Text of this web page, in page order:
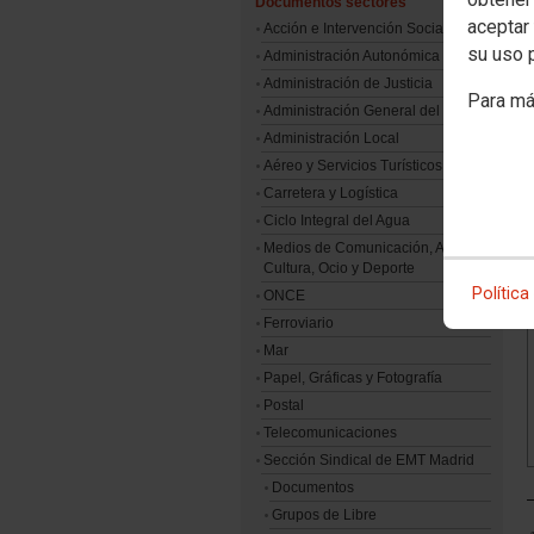
su uso
Para
Acción e Intervención Social
Administración Autonómica
Administración de Justicia
Administración General del Estado
Administración Local
Aéreo y Servicios Turísticos
Carretera y Logística
Ciclo Integral del Agua
Medios de Comunicación, Artes,
Cultura, Ocio y Deporte
ONCE
Ferroviario
Mar
Papel, Gráficas y Fotografía
Postal
Telecomunicaciones
Sección Sindical de EMT Madrid
Documentos
Grupos de Libre